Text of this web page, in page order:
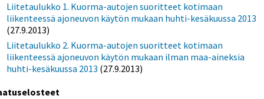
Liitetaulukko 1. Kuorma-autojen suoritteet kotimaan
liikenteessä ajoneuvon käytön mukaan huhti-kesäkuussa 2013
(27.9.2013)
Liitetaulukko 2. Kuorma-autojen suoritteet kotimaan
liikenteessä ajoneuvon käytön mukaan ilman maa-aineksia
huhti-kesäkuussa 2013 (27.9.2013)